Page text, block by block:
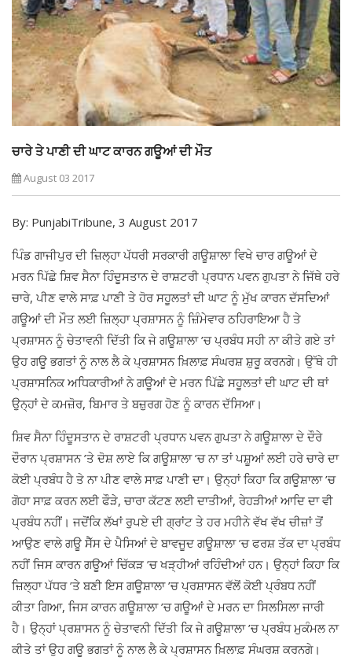
ਚਾਰੇ ਤੇ ਪਾਣੀ ਦੀ ਘਾਟ ਕਾਰਨ ਗਊਆਂ ਦੀ ਮੌਤ
August 03 2017
By: PunjabiTribune, 3 August 2017
ਪਿੰਡ ਗਾਜੀਪੁਰ ਦੀ ਜ਼ਿਲ੍ਹਾ ਪੱਧਰੀ ਸਰਕਾਰੀ ਗਊਸ਼ਾਲਾ ਵਿਖੇ ਚਾਰ ਗਊਆਂ ਦੇ
ਮਰਨ ਪਿੱਛੇ ਸ਼ਿਵ ਸੈਨਾ ਹਿੰਦੂਸਤਾਨ ਦੇ ਰਾਸ਼ਟਰੀ ਪ੍ਰਧਾਨ ਪਵਨ ਗੁਪਤਾ ਨੇ ਜਿੱਥੇ ਹਰੇ
ਚਾਰੇ, ਪੀਣ ਵਾਲੇ ਸਾਫ਼ ਪਾਣੀ ਤੇ ਹੋਰ ਸਹੂਲਤਾਂ ਦੀ ਘਾਟ ਨੂੰ ਮੁੱਖ ਕਾਰਨ ਦੱਸਦਿਆਂ
ਗਊਆਂ ਦੀ ਮੌਤ ਲਈ ਜ਼ਿਲ੍ਹਾ ਪ੍ਰਸ਼ਾਸਨ ਨੂੰ ਜ਼ਿੰਮੇਵਾਰ ਠਹਿਰਾਇਆ ਹੈ ਤੇ
ਪ੍ਰਸ਼ਾਸਨ ਨੂੰ ਚੇਤਾਵਨੀ ਦਿੱਤੀ ਕਿ ਜੇ ਗਊਸ਼ਾਲਾ ’ਚ ਪ੍ਰਬੰਧ ਸਹੀ ਨਾ ਕੀਤੇ ਗਏ ਤਾਂ
ਉਹ ਗਊ ਭਗਤਾਂ ਨੂੰ ਨਾਲ ਲੈ ਕੇ ਪ੍ਰਸ਼ਾਸਨ ਖ਼ਿਲਾਫ਼ ਸੰਘਰਸ਼ ਸ਼ੁਰੂ ਕਰਨਗੇ। ਉੱਥੇ ਹੀ
ਪ੍ਰਸ਼ਾਸਨਿਕ ਅਧਿਕਾਰੀਆਂ ਨੇ ਗਊਆਂ ਦੇ ਮਰਨ ਪਿੱਛੇ ਸਹੂਲਤਾਂ ਦੀ ਘਾਟ ਦੀ ਥਾਂ
ਉਨ੍ਹਾਂ ਦੇ ਕਮਜ਼ੋਰ, ਬਿਮਾਰ ਤੇ ਬਜ਼ੁਰਗ ਹੋਣ ਨੂੰ ਕਾਰਨ ਦੱਸਿਆ।
ਸ਼ਿਵ ਸੈਨਾ ਹਿੰਦੂਸਤਾਨ ਦੇ ਰਾਸ਼ਟਰੀ ਪ੍ਰਧਾਨ ਪਵਨ ਗੁਪਤਾ ਨੇ ਗਊਸ਼ਾਲਾ ਦੇ ਦੌਰੇ
ਦੌਰਾਨ ਪ੍ਰਸ਼ਾਸਨ ’ਤੇ ਦੋਸ਼ ਲਾਏ ਕਿ ਗਊਸ਼ਾਲਾ ’ਚ ਨਾ ਤਾਂ ਪਸ਼ੂਆਂ ਲਈ ਹਰੇ ਚਾਰੇ ਦਾ
ਕੋਈ ਪ੍ਰਬੰਧ ਹੈ ਤੇ ਨਾ ਪੀਣ ਵਾਲੇ ਸਾਫ਼ ਪਾਣੀ ਦਾ। ਉਨ੍ਹਾਂ ਕਿਹਾ ਕਿ ਗਊਸ਼ਾਲਾ ’ਚ
ਗੋਹਾ ਸਾਫ਼ ਕਰਨ ਲਈ ਫੌੜੇ, ਚਾਰਾ ਕੱਟਣ ਲਈ ਦਾਤੀਆਂ, ਰੇਹੜੀਆਂ ਆਦਿ ਦਾ ਵੀ
ਪ੍ਰਬੰਧ ਨਹੀਂ। ਜਦੋਂਕਿ ਲੱਖਾਂ ਰੁਪਏ ਦੀ ਗ੍ਰਾਂਟ ਤੇ ਹਰ ਮਹੀਨੇ ਵੱਖ ਵੱਖ ਚੀਜ਼ਾਂ ਤੋਂ
ਆਉਣ ਵਾਲੇ ਗਊ ਸੈੱਸ ਦੇ ਪੈਸਿਆਂ ਦੇ ਬਾਵਜੂਦ ਗਊਸ਼ਾਲਾ ’ਚ ਫਰਸ਼ ਤੱਕ ਦਾ ਪ੍ਰਬੰਧ
ਨਹੀਂ ਜਿਸ ਕਾਰਨ ਗਊਆਂ ਚਿੱਕੜ ’ਚ ਖੜ੍ਹੀਆਂ ਰਹਿੰਦੀਆਂ ਹਨ। ਉਨ੍ਹਾਂ ਕਿਹਾ ਕਿ
ਜ਼ਿਲ੍ਹਾ ਪੱਧਰ ’ਤੇ ਬਣੀ ਇਸ ਗਊਸ਼ਾਲਾ ’ਚ ਪ੍ਰਸ਼ਾਸਨ ਵੱਲੋਂ ਕੋਈ ਪ੍ਰੰਬਧ ਨਹੀਂ
ਕੀਤਾ ਗਿਆ, ਜਿਸ ਕਾਰਨ ਗਊਸ਼ਾਲਾ ’ਚ ਗਊਆਂ ਦੇ ਮਰਨ ਦਾ ਸਿਲਸਿਲਾ ਜਾਰੀ
ਹੈ। ਉਨ੍ਹਾਂ ਪ੍ਰਸ਼ਾਸਨ ਨੂੰ ਚੇਤਾਵਨੀ ਦਿੱਤੀ ਕਿ ਜੇ ਗਊਸ਼ਾਲਾ ’ਚ ਪ੍ਰਬੰਧ ਮੁਕੰਮਲ ਨਾ
ਕੀਤੇ ਤਾਂ ਉਹ ਗਊ ਭਗਤਾਂ ਨੂੰ ਨਾਲ ਲੈ ਕੇ ਪ੍ਰਸ਼ਾਸਨ ਖ਼ਿਲਾਫ਼ ਸੰਘਰਸ਼ ਕਰਨਗੇ।